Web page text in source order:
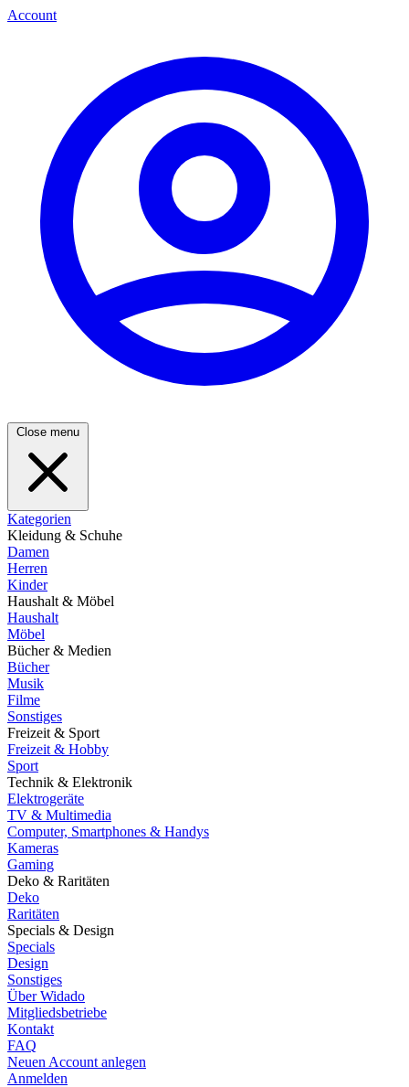
Account
Close menu
Kategorien
Kleidung & Schuhe
Damen
Herren
Kinder
Haushalt & Möbel
Haushalt
Möbel
Bücher & Medien
Bücher
Musik
Filme
Sonstiges
Freizeit & Sport
Freizeit & Hobby
Sport
Technik & Elektronik
Elektrogeräte
TV & Multimedia
Computer, Smartphones & Handys
Kameras
Gaming
Deko & Raritäten
Deko
Raritäten
Specials & Design
Specials
Design
Sonstiges
Über Widado
Mitgliedsbetriebe
Kontakt
FAQ
Neuen Account anlegen
Anmelden